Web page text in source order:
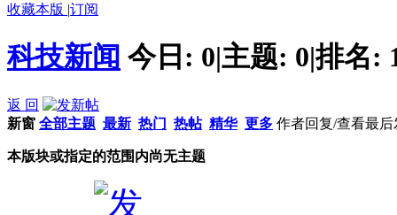
收藏本版 |订阅
科技新闻 今日: 0|主题: 0|排名:
返 回
新窗 全部主题 最新 热门 热帖 精华 更多 作者回复/查看最后
本版块或指定的范围内尚无主题